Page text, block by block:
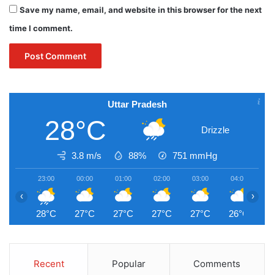
Save my name, email, and website in this browser for the next
time I comment.
Uttar Pradesh
28°C Drizzle
3.8 m/s 88% 751 mmHg
23:00
28°C
00:00
27°C
01:00
27°C
02:00
27°C
03:00
27°C
04:00
26°C
‹ ›
Recent Popular Comments